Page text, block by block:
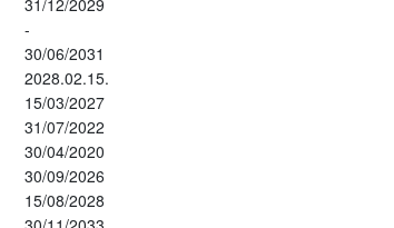
-
30/06/2031
2028.02.15.
15/03/2027
31/07/2022
30/04/2020
30/09/2026
15/08/2028